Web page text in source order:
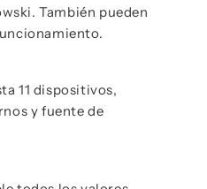
También pueden
11 dispositivos,
y fuente de